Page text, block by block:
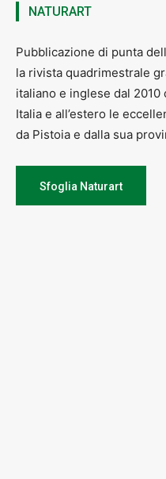
NATURART
Pubblicazione di punta
la rivista quadrimestrale
italiano e inglese dal 2010
Italia e all’estero le
da Pistoia e dalla sua
Sfoglia Naturart